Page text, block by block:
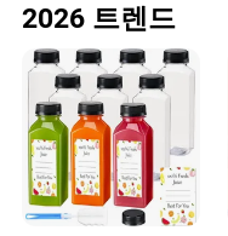
2026 트렌드